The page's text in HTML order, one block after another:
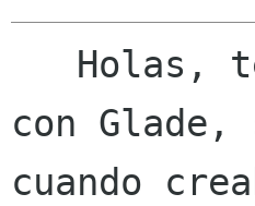
con Glade,
cuando